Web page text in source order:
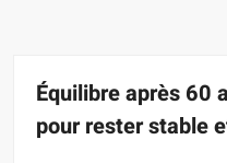
Équilibre après 60
pour rester stable